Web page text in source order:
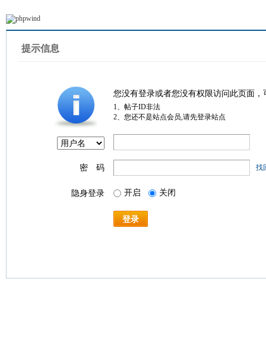
提示信息
您没有登录或者您没有权限访问此页面
1、帖子ID非法
2、您还不是站点会员,请先登录站点
密 码 找
隐身登录 开启 关闭
登录